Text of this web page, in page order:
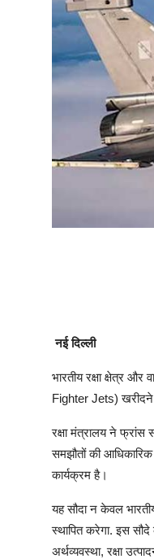
नई दिल्ली
भारतीय रक्षा क्षेत्र
Fighter Jets) खरीदने
रक्षा मंत्रालय ने
समझौतों की
कार्यक्रम है।
यह सौदा न केवल
स्थापित करेगा. इस
अर्थव्यवस्था, रक्षा